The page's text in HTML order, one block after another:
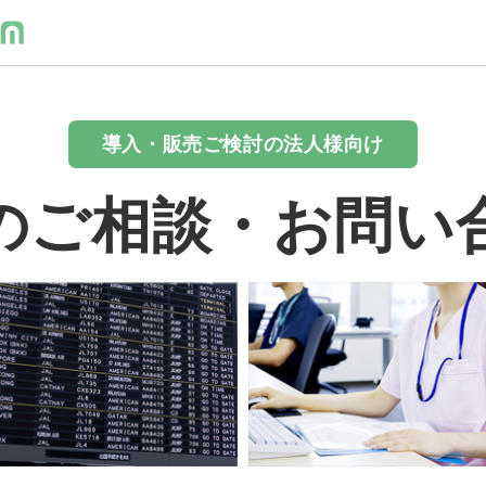
導入・販売ご検討の法人様向け
ご相談・お問い